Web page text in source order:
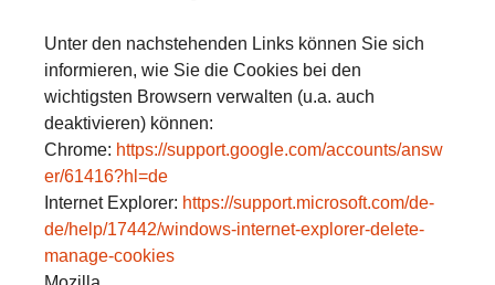
Unter den nachstehenden Links können Sie sich
informieren, wie Sie die Cookies bei den
wichtigsten Browsern verwalten (u.a. auch
deaktivieren) können:
Chrome: https://support.google.com/accounts/answ
er/61416?hl=de
Internet Explorer: https://support.microsoft.com/de-
de/help/17442/windows-internet-explorer-delete-
manage-cookies